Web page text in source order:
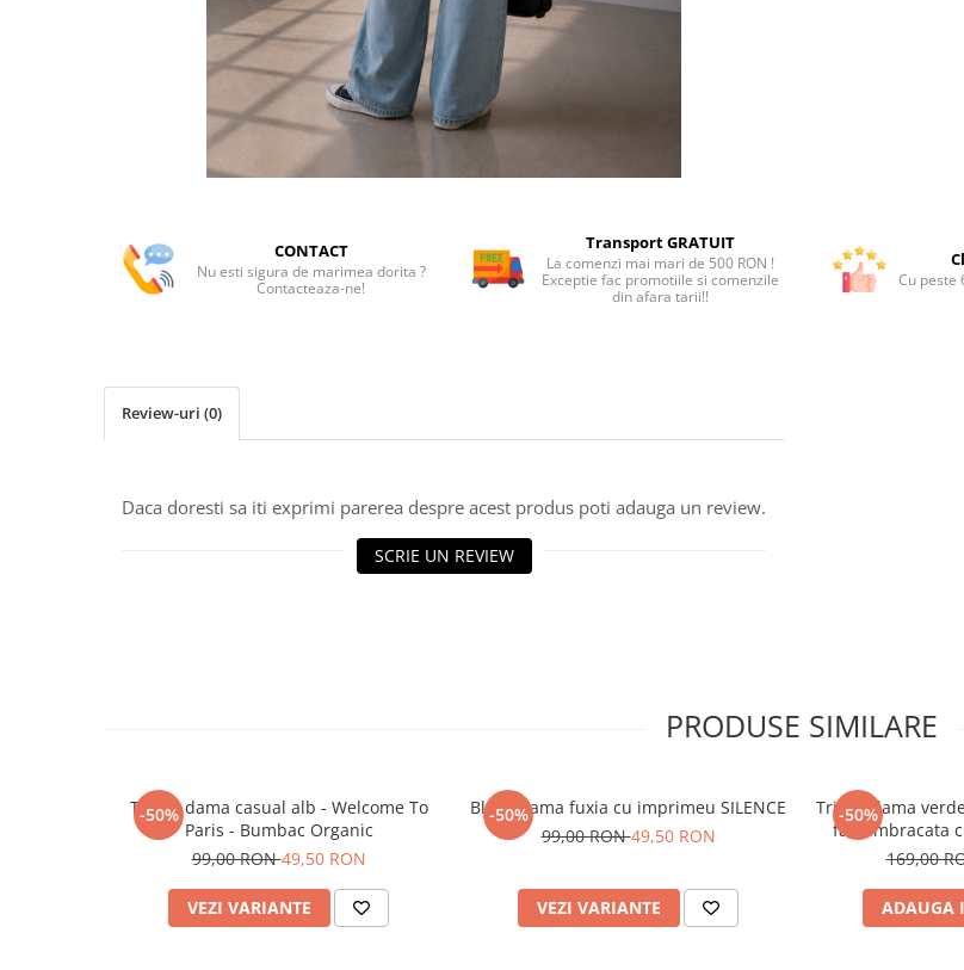
CONTACT
Nu esti sigura de marimea dorita ?
Contacteaza-ne!
Transport GRATUIT
La comenzi mai mari de 500 RON !
Exceptie fac promotiile si comenzile
din afara tarii!!
Cu peste
Review-uri (0)
Daca doresti sa iti exprimi parerea despre acest produs poti adauga un review.
SCRIE UN REVIEW
PRODUSE SIMILARE
-50%
Tricou dama casual alb - Welcome To
Paris - Bumbac Organic
99,00 RON49,50 RON
VEZI VARIANTE
-50%
Bluza dama fuxia cu imprimeu SILENCE
99,00 RON49,50 RON
VEZI VARIANTE
-50%
Tricou dama
fata imbracata
169,00
ADAUGA